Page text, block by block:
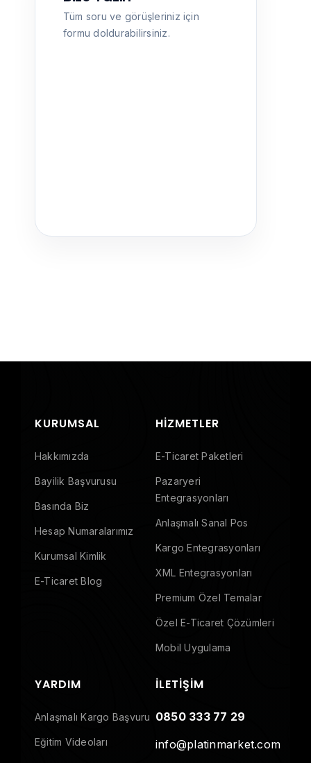
Tüm soru ve görüşleriniz için
formu doldurabilirsiniz.
KURUMSAL
Hakkımızda
Bayilik Başvurusu
Basında Biz
Hesap Numaralarımız
Kurumsal Kimlik
E-Ticaret Blog
HIZMETLER
E-Ticaret Paketleri
Pazaryeri
Entegrasyonları
Anlaşmalı Sanal Pos
Kargo Entegrasyonları
XML Entegrasyonları
Premium Özel Temalar
Özel E-Ticaret Çözümleri
Mobil Uygulama
YARDIM
Anlaşmalı Kargo Başvuru
Eğitim Videoları
İLETIŞIM
0850 333 77 29
info@platinmarket.com